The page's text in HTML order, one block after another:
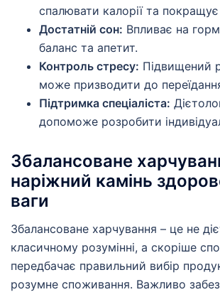
спалювати калорії та
Достатній сон: Впливає на
баланс та апетит.
Контроль стресу: Підвищений
може призводити до
Підтримка спеціаліста:
допоможе розробити
Збалансоване
наріжний камінь
ваги
Збалансоване харчування – це не
класичному розумінні, а скоріше
передбачає правильний вибір
розумне споживання. Важливо